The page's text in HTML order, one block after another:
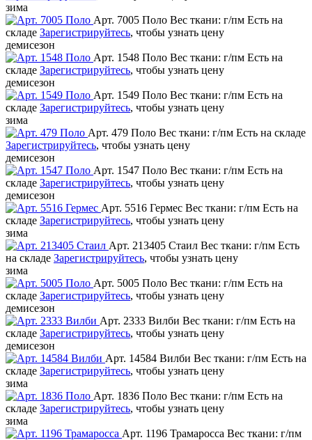
зима
Арт. 7005 Поло Вес ткани: г/пм Есть на
складе Зарегистрируйтесь, чтобы узнать цену
демисезон
Арт. 1548 Поло Вес ткани: г/пм Есть на
складе Зарегистрируйтесь, чтобы узнать цену
демисезон
Арт. 1549 Поло Вес ткани: г/пм Есть на
складе Зарегистрируйтесь, чтобы узнать цену
зима
Арт. 479 Поло Вес ткани: г/пм Есть на складе
Зарегистрируйтесь, чтобы узнать цену
демисезон
Арт. 1547 Поло Вес ткани: г/пм Есть на
складе Зарегистрируйтесь, чтобы узнать цену
демисезон
Арт. 5516 Гермес Вес ткани: г/пм Есть на
складе Зарегистрируйтесь, чтобы узнать цену
зима
Арт. 213405 Стаил Вес ткани: г/пм Есть
на складе Зарегистрируйтесь, чтобы узнать цену
зима
Арт. 5005 Поло Вес ткани: г/пм Есть на
складе Зарегистрируйтесь, чтобы узнать цену
демисезон
Арт. 2333 Вилби Вес ткани: г/пм Есть на
складе Зарегистрируйтесь, чтобы узнать цену
демисезон
Арт. 14584 Вилби Вес ткани: г/пм Есть на
складе Зарегистрируйтесь, чтобы узнать цену
зима
Арт. 1836 Поло Вес ткани: г/пм Есть на
складе Зарегистрируйтесь, чтобы узнать цену
зима
Арт. 1196 Трамаросса Вес ткани: г/пм